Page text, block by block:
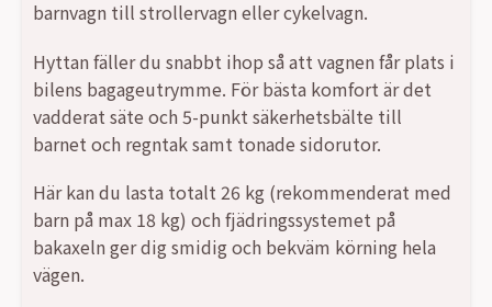
barnvagn till strollervagn eller cykelvagn.
Hyttan fäller du snabbt ihop så att vagnen får plats i
bilens bagageutrymme. För bästa komfort är det
vadderat säte och 5-punkt säkerhetsbälte till
barnet och regntak samt tonade sidorutor.
Här kan du lasta totalt 26 kg (rekommenderat med
barn på max 18 kg) och fjädringssystemet på
bakaxeln ger dig smidig och bekväm körning hela
vägen.